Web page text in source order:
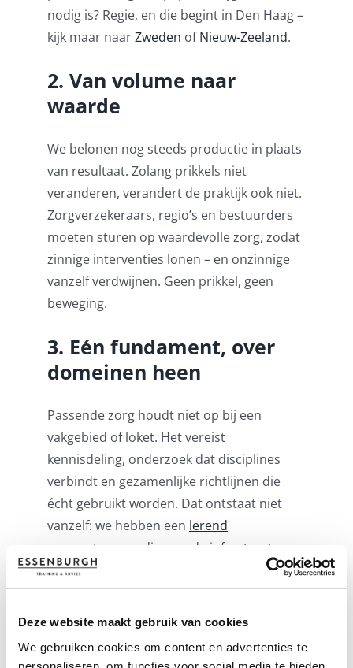
Deze website maakt gebruik van cookies
We gebruiken cookies om content en advertenties te
nodig is? Regie, en die begint in Den Haag –
kijk maar naarZweden ofNieuw-Zeeland.
2. Van volume naar
waarde
We belonen nog steeds productie in plaats
van resultaat. Zolang prikkels niet
veranderen, verandert de praktijk ook niet.
Zorgverzekeraars, regio’s en bestuurders
moeten sturen op waardevolle zorg, zodat
zinnige interventies lonen – en onzinnige
vanzelf verdwijnen. Geen prikkel, geen
beweging.
3. Eén fundament, over
domeinen heen
Passende zorg houdt niet op bij een
vakgebied of loket. Het vereist
kennisdeling, onderzoek dat disciplines
verbindt en gezamenlijke richtlijnen die
écht gebruikt worden. Dat ontstaat niet
vanzelf: we hebben een lerend
zorgsysteem
nodig – en de infrastructuur
daarvoor ontbreekt nu nog in Nederland.
4. Passende zorg begint
bij luisteren